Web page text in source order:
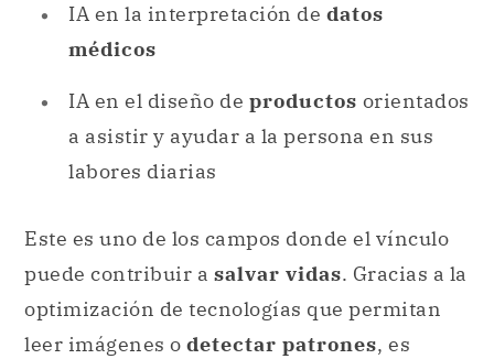
IA en la interpretación de datos
médicos
IA en el diseño de productos orientados
a asistir y ayudar a la persona en sus
labores diarias
Este es uno de los campos donde el vínculo
puede contribuir a salvar vidas. Gracias a la
optimización de tecnologías que permitan
leer imágenes o detectar patrones, es